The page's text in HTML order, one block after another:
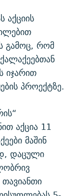
აქციის
გამოც, რომ
იჯარით
პროექტზე.
აქცია 11
მაშინ
დაცული